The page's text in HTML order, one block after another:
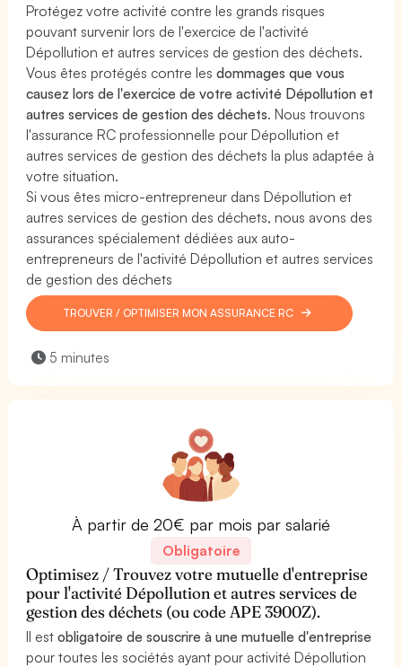
Protégez votre activité contre les grands risques
pouvant survenir lors de l'exercice de l'activité
Dépollution et autres services de gestion des déchets.
Vous êtes protégés contre lesdommages que vous
causez lors de l'exercice de votre activité Dépollution et
autres services de gestion des déchets. Nous trouvons
l'assurance RC professionnelle pour Dépollution et
autres services de gestion des déchets la plus adaptée à
votre situation.
Si vous êtes micro-entrepreneur dans Dépollution et
autres services de gestion des déchets, nous avons des
assurances spécialement dédiées aux auto-
entrepreneurs de l'activité Dépollution et autres services
de gestion des déchets
TROUVER / OPTIMISER MON ASSURANCE RC
5 minutes
À partir de 20€ par mois par salarié
Obligatoire
Optimisez / Trouvez votre mutuelle d'entreprise
pour l'activité Dépollution et autres services de
gestion des déchets (ou code APE 3900Z).
Il estobligatoire de souscrire à une mutuelle d'entreprise
pour toutes les sociétés ayant pour activité Dépollution